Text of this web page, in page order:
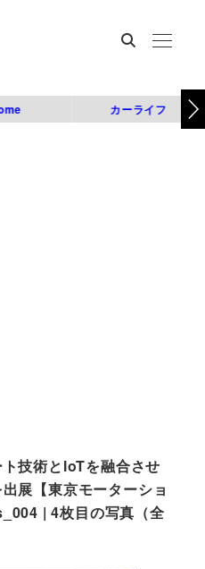
カーライフ
技術とIoTを融合させ
展【東京モーターショ
| 4枚目の写真（全